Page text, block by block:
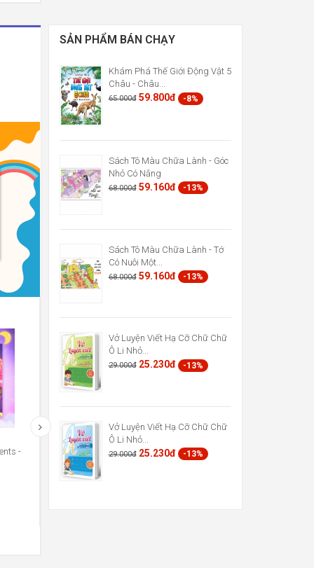
-
Truyện Tranh Khoa Học - Những
Cuộc Phiêu Lưu Kỳ...
56.000đ 48.720đ
Truyện Tranh Khoa Học -
Cuộc Phiêu Lưu Kỳ...
SẢN PHẨM BÁN CHẠY
Khám Phá Thế Giới Động Vật 5
Châu - Châu...
65.000đ 59.800đ -8%
Sách Tô Màu Chữa Lành - Góc
Nhỏ Có Nắng
68.000đ 59.160đ -13%
Sách Tô Màu Chữa Lành - Tớ
Có Nuôi Một...
68.000đ 59.160đ -13%
Vở Luyện Viết Hạ Cỡ Chữ Chữ
Ô Li Nhỏ...
29.000đ 25.230đ -13%
Vở Luyện Viết Hạ Cỡ Chữ Chữ
Ô Li Nhỏ...
29.000đ 25.230đ -13%